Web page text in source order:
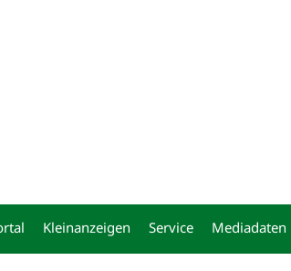
Kleinanzeigen Service Mediadaten